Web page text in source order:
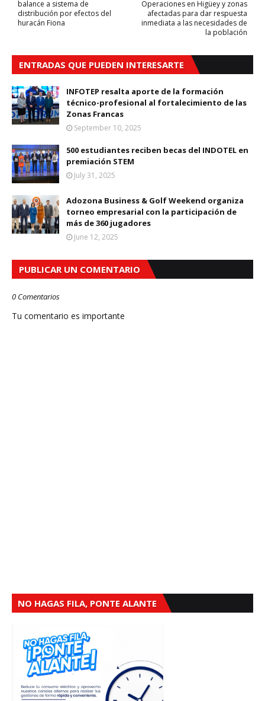
Operaciones en Higüey y zonas
afectadas para dar respuesta
inmediata a las necesidades de
la población
balance a sistema de
distribución por efectos del
huracán Fiona
ENTRADAS QUE PUEDEN INTERESARTE
INFOTEP resalta aporte de la formación
técnico-profesional al fortalecimiento de las
Zonas Francas
September 10, 2025
500 estudiantes reciben becas del INDOTEL en
premiación STEM
July 31, 2025
Adozona Business & Golf Weekend organiza
torneo empresarial con la participación de
más de 360 jugadores
June 12, 2025
PUBLICAR UN COMENTARIO
0 Comentarios
Tu comentario es importante
NO HAGAS FILA, PONTE ALANTE